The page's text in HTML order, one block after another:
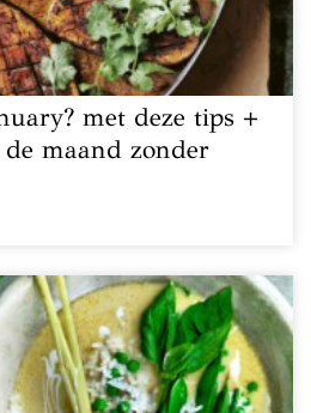
met deze tips +
maand zonder